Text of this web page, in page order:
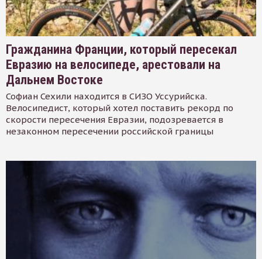
Гражданина Франции, который пересекал
Евразию на велосипеде, арестовали на
Дальнем Востоке
Софиан Сехили находится в СИЗО Уссурийска.
Велосипедист, который хотел поставить рекорд по
скорости пересечения Евразии, подозревается в
незаконном пересечении российской границы